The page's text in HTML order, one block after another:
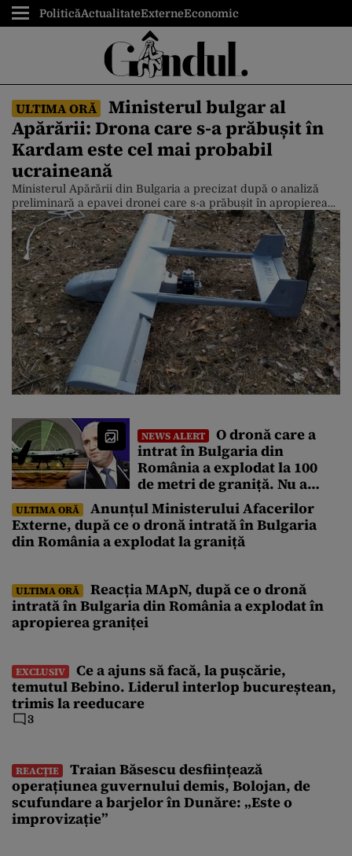
PoliticăActualitateExterneEconomic
ULTIMA ORĂ
Ministerul bulgar al
Apărării: Drona care s-a prăbușit în
Kardam este cel mai probabil
ucraineană
Ministerul Apărării din Bulgaria a precizat după o analiză
preliminară a epavei dronei care s-a prăbușit în apropierea
fostului punct de trecere a frontierei Kardam că a fost „cel
mai probabil, o dronă-momeală de tip „Maya”. Acest tip de
dronă este utilizat pe scară largă de forțele armate
ucrainene. Informația a fost comunicată de biroul […]
NEWS ALERT
O dronă care a
intrat în Bulgaria din
România a explodat la 100
de metri de graniță. Nu a
fost detectată de radare.
Reacția MApN
ULTIMA ORĂ
Anunțul Ministerului Afacerilor
Externe, după ce o dronă intrată în Bulgaria
din România a explodat la graniță
ULTIMA ORĂ
Reacția MApN, după ce o dronă
intrată în Bulgaria din România a explodat în
apropierea graniței
EXCLUSIV
Ce a ajuns să facă, la pușcărie,
temutul Bebino. Liderul interlop bucureștean,
trimis la reeducare
3
REACȚIE
Traian Băsescu desființează
operațiunea guvernului demis, Bolojan, de
scufundare a barjelor în Dunăre: „Este o
improvizație”